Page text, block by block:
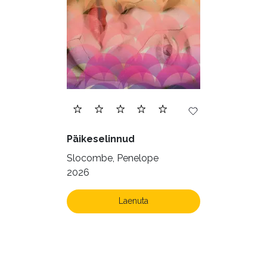
Päikeselinnud
Slocombe, Penelope
2026
Laenuta